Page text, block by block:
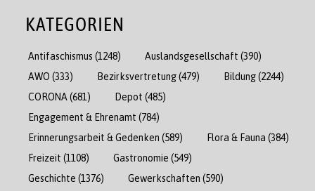
KATEGORIEN
Antifaschismus (1248) Auslandsgesellschaft (390)
AWO (333) Bezirksvertretung(479) Bildung(2244)
CORONA (681) Depot (485)
Engagement & Ehrenamt (784)
Erinnerungsarbeit & Gedenken (589) Flora & Fauna (384)
Freizeit (1108) Gastronomie (549)
Geschichte (1376) Gewerkschaften (590)